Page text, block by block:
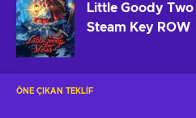
Little Goody Two
Steam Key ROW
ÖNE ÇIKAN TEKLIF